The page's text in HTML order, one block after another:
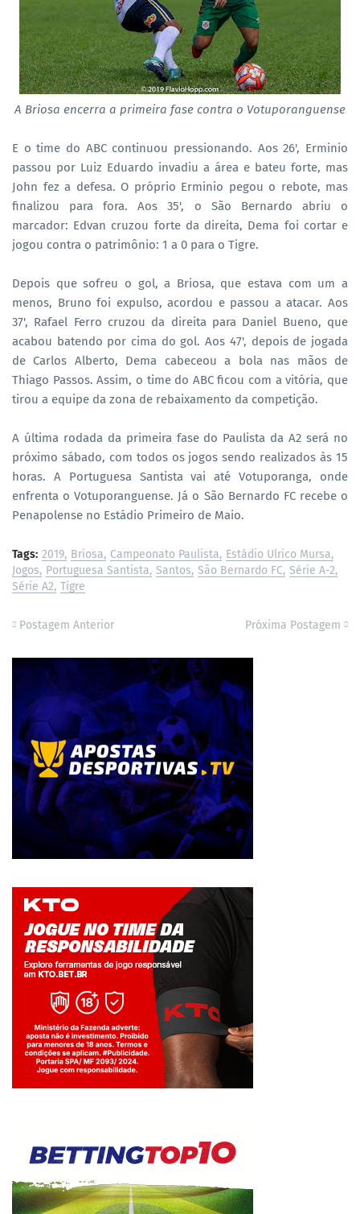
A Briosa encerra a primeira fase contra o Votuporanguense
E o time do ABC continuou pressionando. Aos 26', Erminio
passou por Luiz Eduardo invadiu a área e bateu forte, mas
John fez a defesa. O próprio Erminio pegou o rebote, mas
finalizou para fora. Aos 35', o São Bernardo abriu o
marcador: Edvan cruzou forte da direita, Dema foi cortar e
jogou contra o patrimônio: 1 a 0 para o Tigre.
Depois que sofreu o gol, a Briosa, que estava com um a
menos, Bruno foi expulso, acordou e passou a atacar. Aos
37', Rafael Ferro cruzou da direita para Daniel Bueno, que
acabou batendo por cima do gol. Aos 47', depois de jogada
de Carlos Alberto, Dema cabeceou a bola nas mãos de
Thiago Passos. Assim, o time do ABC ficou com a vitória, que
tirou a equipe da zona de rebaixamento da competição.
A última rodada da primeira fase do Paulista da A2 será no
próximo sábado, com todos os jogos sendo realizados às 15
horas. A Portuguesa Santista vai até Votuporanga, onde
enfrenta o Votuporanguense. Já o São Bernardo FC recebe o
Penapolense no Estádio Primeiro de Maio.
Tags: 2019 Briosa Campeonato Paulista Estádio Ulrico Mursa
Jogos Portuguesa Santista Santos São Bernardo FC Série A-2
Série A2 Tigre
Postagem Anterior Próxima Postagem
Jogue com responsabilidade. 18+